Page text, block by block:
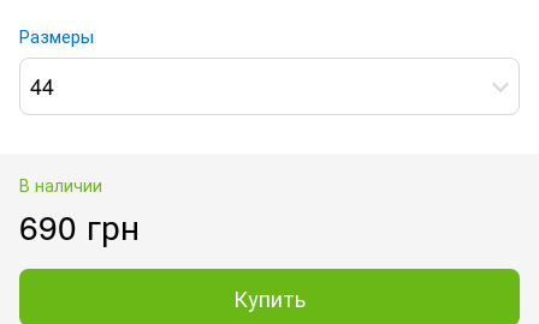
Размеры
44
В наличии
690 грн
Купить